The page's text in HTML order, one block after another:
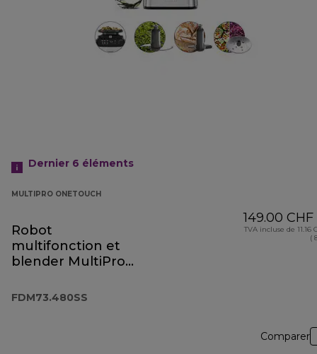
Dernier 6 éléments
MULTIPRO ONETOUCH
Robot
multifonction et
blender MultiPro
FDM73.480SS
FDM73.480SS
149.00 CHF
TVA incluse de 11.16
(
Comparer